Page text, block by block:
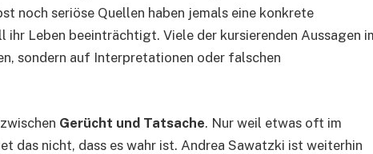
noch seriöse Quellen haben jemals eine konkrete
Leben beeinträchtigt. Viele der kursierenden Aussagen
sondern auf Interpretationen oder falschen
Gerücht und Tatsache. Nur weil etwas oft im
das nicht, dass es wahr ist. Andrea Sawatzki ist weiterhin